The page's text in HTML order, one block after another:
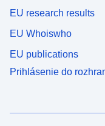
EU research results
EU Whoiswho
EU publications
Prihlásenie do